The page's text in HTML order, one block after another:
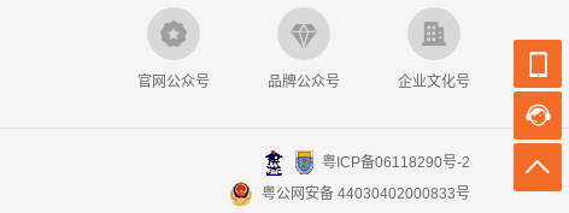
官网公众号 品牌公众号 企业文化号
粤ICP备06118290号-2
粤公网安备 44030402000833号